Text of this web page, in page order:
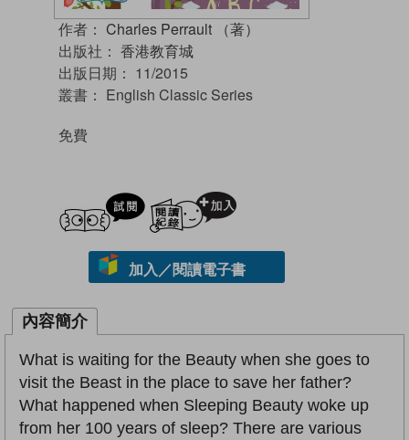
作者： Charles Perrault （著）
出版社： 香港教育城
出版日期： 11/2015
叢書： English Classic Series
免費
試閲
加入／閱讀電子書
內容簡介
What is waiting for the Beauty when she goes to
visit the Beast in the place to save her father?
What happened when Sleeping Beauty woke up
from her 100 years of sleep? There are various